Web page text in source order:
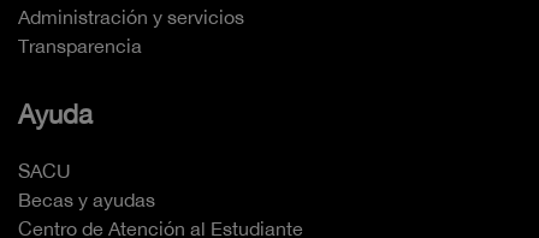
Administración y servicios
Transparencia
Ayuda
SACU
Becas y ayudas
Centro de Atención al Estudiante